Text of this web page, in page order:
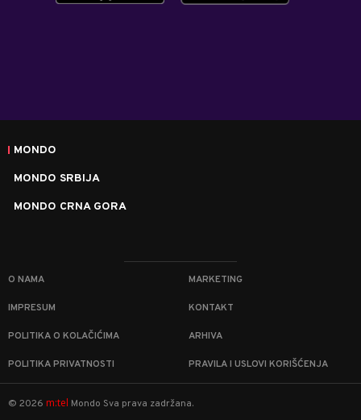
MONDO
MONDO SRBIJA
MONDO CRNA GORA
O NAMA MARKETING
IMPRESUM KONTAKT
POLITIKA O KOLAČIĆIMA ARHIVA
POLITIKA PRIVATNOSTI PRAVILA I USLOVI KORIŠĆENJA
© 2026 m:tel Mondo Sva prava zadržana.